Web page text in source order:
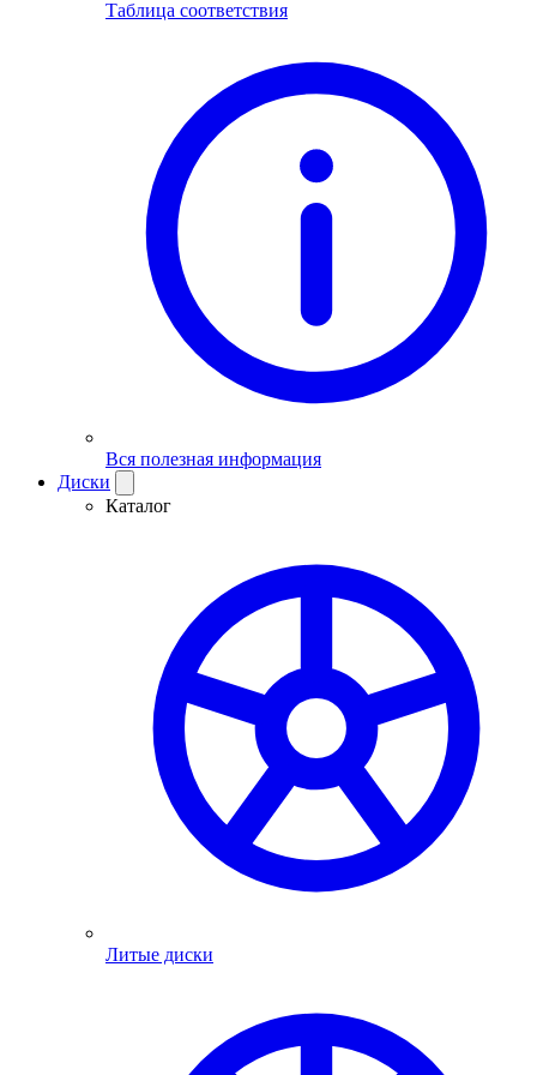
Таблица соответствия
Вся полезная информация
Диски
Каталог
Литые диски